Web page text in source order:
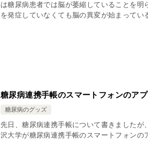
は糖尿病患者では脳が萎縮していることを
を発症していなくても脳の異変が始まって
糖尿病連携手帳のスマートフォンのア
糖尿病のグッズ
先日、糖尿病連携手帳について書きました
沢大学が糖尿病連携手帳のスマートフォンの